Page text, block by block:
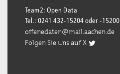
Team2: Open Data
Tel.: 0241 432-15204 oder -15200
offenedaten@mail.aachen.de
Folgen Sie uns auf X